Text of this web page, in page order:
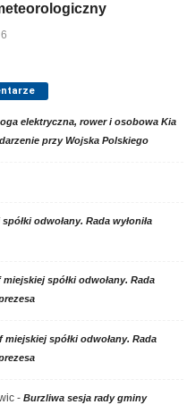
elektryczna, rower i osobowa Kia
przy Wojska Polskiego
odwołany. Rada wyłoniła
miejskiej spółki odwołany. Rada
miejskiej spółki odwołany. Rada
- Burzliwa sesja rady gminy